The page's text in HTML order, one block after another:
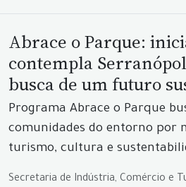
Abrace o Parque:
contempla
busca de um futuro
Programa Abrace o Parque
comunidades do entorno por
turismo, cultura e
Secretaria de Indústria, Comércio e